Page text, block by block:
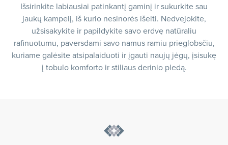
Išsirinkite labiausiai patinkantį gaminį ir sukurkite sau
jaukų kampelį, iš kurio nesinorės išeiti. Nedvejokite,
užsisakykite ir papildykite savo erdvę natūraliu
rafinuotumu, paversdami savo namus ramiu prieglobsčiu,
kuriame galėsite atsipalaiduoti ir įgauti naujų jėgų, įsisukę
į tobulo komforto ir stiliaus derinio pledą.